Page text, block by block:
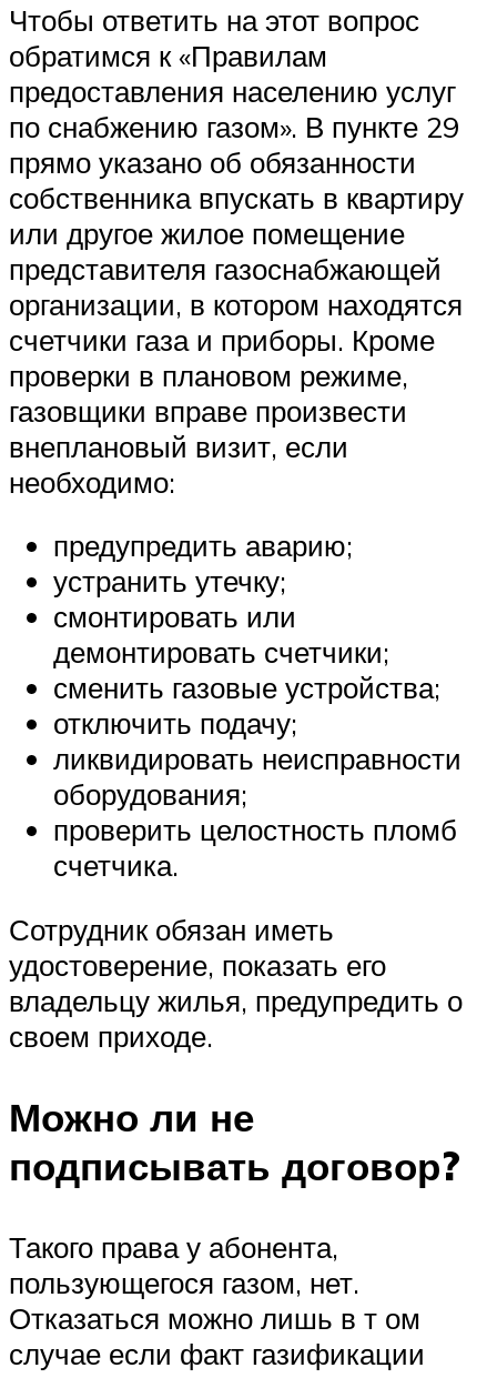
Чтобы ответить на этот вопрос
обратимся к «Правилам
предоставления населению услуг
по снабжению газом». В пункте 29
прямо указано об обязанности
собственника впускать в квартиру
или другое жилое помещение
представителя газоснабжающей
организации, в котором находятся
счетчики газа и приборы. Кроме
проверки в плановом режиме,
газовщики вправе произвести
внеплановый визит, если
необходимо:
предупредить аварию;
устранить утечку;
смонтировать или
демонтировать счетчики;
сменить газовые устройства;
отключить подачу;
ликвидировать неисправности
оборудования;
проверить целостность пломб
счетчика.
Сотрудник обязан иметь
удостоверение, показать его
владельцу жилья, предупредить о
своем приходе.
Можно ли не
подписывать договор?
Такого права у абонента,
пользующегося газом, нет.
Отказаться можно лишь в т ом
случае если факт газификации